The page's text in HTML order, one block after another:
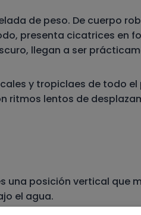
de peso. De cuerpo
presenta cicatrices en
llegan a ser
y tropiclaes de todo
lentos de
una posición vertical
el agua.